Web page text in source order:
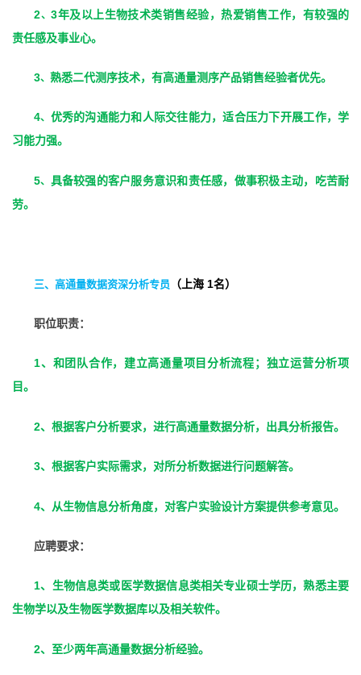
2、3年及以上生物技术类销售经验，热爱销售工作，有较强的
责任感及事业心。
3、熟悉二代测序技术，有高通量测序产品销售经验者优先。
4、 优秀的沟通能力和人际交往能力，适合压力下开展工作，学
习能力强。
5、 具备较强的客户服务意识和责任感，做事积极主动，吃苦耐
劳。
三、高通量数据资深分析专员 （上海 1名）
职位职责：
1、和团队合作，建立高通量项目分析流程；独立运营分析项
目。
2、根据客户分析要求，进行高通量数据分析，出具分析报告。
3、根据客户实际需求，对所分析数据进行问题解答。
4、从生物信息分析角度，对客户实验设计方案提供参考意见。
应聘要求：
1、生物信息类或医学数据信息类相关专业硕士学历，熟悉主要
生物学以及生物医学数据库以及相关软件。
2、至少两年高通量数据分析经验。